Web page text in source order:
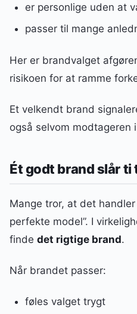
er personlige uden at
passer til mange
Her er brandvalget
risikoen for at ramme
Et velkendt brand
også selvom modtageren
Ét godt brand slår
Mange tror, at det
perfekte model”. I
finde det rigtige brand.
Når brandet passer:
føles valget trygt